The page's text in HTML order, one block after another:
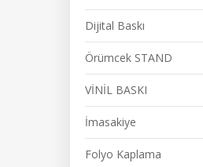
Dijital Baskı
Örümcek STAND
VİNİL BASKI
İmasakiye
Folyo Kaplama